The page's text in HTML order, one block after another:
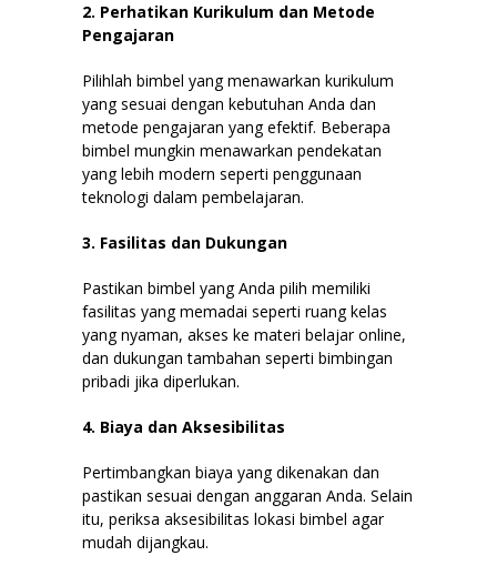
2. Perhatikan Kurikulum dan Metode
Pengajaran
Pilihlah bimbel yang menawarkan kurikulum
yang sesuai dengan kebutuhan Anda dan
metode pengajaran yang efektif. Beberapa
bimbel mungkin menawarkan pendekatan
yang lebih modern seperti penggunaan
teknologi dalam pembelajaran.
3. Fasilitas dan Dukungan
Pastikan bimbel yang Anda pilih memiliki
fasilitas yang memadai seperti ruang kelas
yang nyaman, akses ke materi belajar online,
dan dukungan tambahan seperti bimbingan
pribadi jika diperlukan.
4. Biaya dan Aksesibilitas
Pertimbangkan biaya yang dikenakan dan
pastikan sesuai dengan anggaran Anda. Selain
itu, periksa aksesibilitas lokasi bimbel agar
mudah dijangkau.